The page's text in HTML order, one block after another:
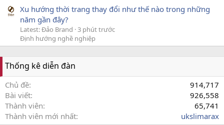
Xu hướng thời trang thay đổi như thế nào trong những
năm gần đây?
Latest: Đảo Brand 3 phút trước
Định hướng nghề nghiệp
Thống kê diễn đàn
Chủ đề
914,717
Bài viết
926,558
Thành viên
65,741
Thành viên mới nhất
ukslimarax